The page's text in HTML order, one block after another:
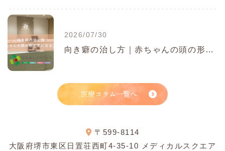
2026/07/30
向き癖の治し方｜赤ちゃんの頭の形が気になる方へ
医療コラム一覧へ
〒599-8114
大阪府堺市東区日置荘西町4-35-10 メディカルスクエア